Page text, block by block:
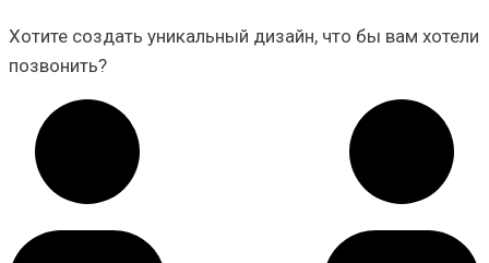
Хотите создать уникальный дизайн, что бы вам хотели
позвонить?